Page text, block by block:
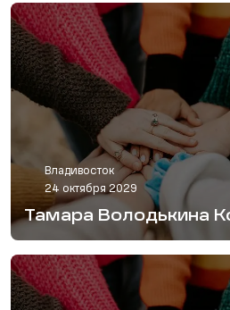
Владивосток
24 октября 2029
Тамара Володькина